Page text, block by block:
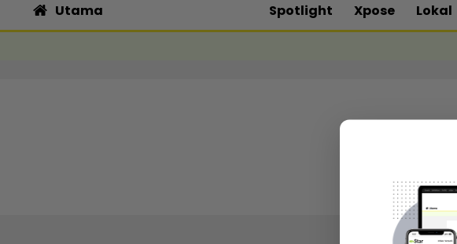
Utama Spotlight Xpose Lokal